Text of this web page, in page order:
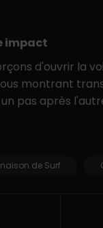
impact
d'ouvrir la
montrant
pas après
de Surf